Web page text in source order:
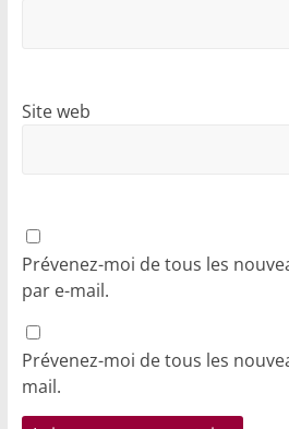
Site web
Prévenez-moi de tous les
par e-mail.
Prévenez-moi de tous les
mail.